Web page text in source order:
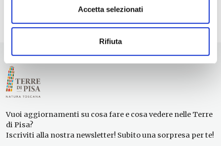
Accetta selezionati
Rifiuta
Vuoi aggiornamenti su cosa fare e cosa vedere nelle Terre
di Pisa?
Iscriviti alla nostra newsletter! Subito una sorpresa per te!